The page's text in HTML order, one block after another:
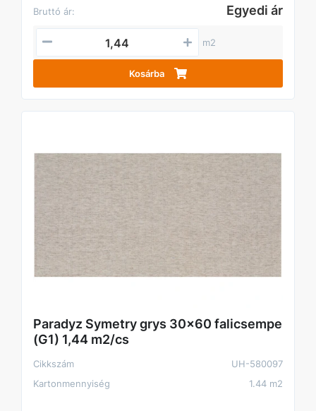
Bruttó ár:
Egyedi ár
m2
Kosárba
Paradyz Symetry grys 30x60 falicsempe
(G1) 1,44 m2/cs
Cikkszám
UH-580097
Kartonmennyiség
1.44 m2